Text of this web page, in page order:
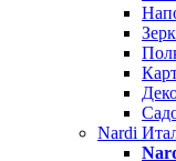
Nardi